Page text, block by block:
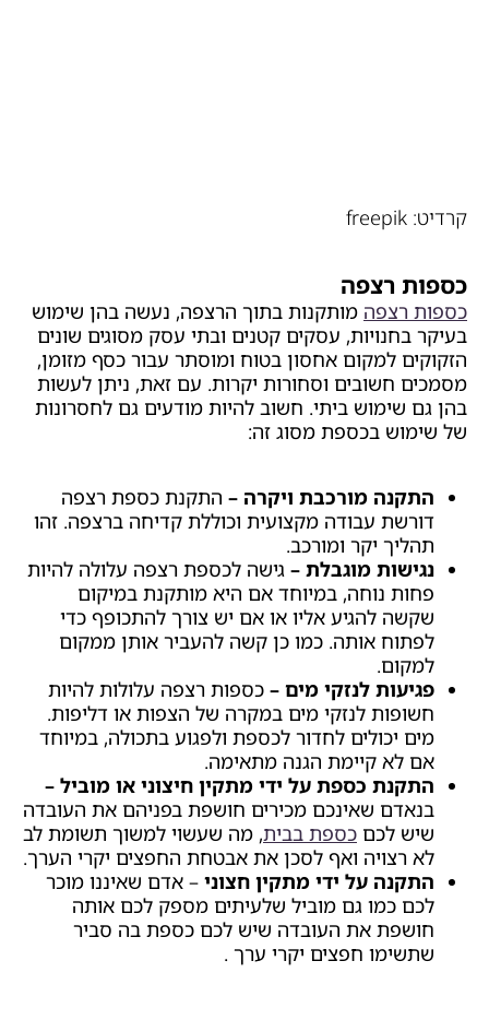
קרדיט: freepik
כספות רצפה
כספות רצפה מותקנות בתוך הרצפה, נעשה בהן שימוש
בעיקר בחנויות, עסקים קטנים ובתי עסק מסוגים שונים
הזקוקים למקום אחסון בטוח ומוסתר עבור כסף מזומן,
מסמכים חשובים וסחורות יקרות. עם זאת, ניתן לעשות
בהן גם שימוש ביתי. חשוב להיות מודעים גם לחסרונות
של שימוש בכספת מסוג זה:
התקנה מורכבת ויקרה – התקנת כספת רצפה
דורשת עבודה מקצועית וכוללת קדיחה ברצפה. זהו
תהליך יקר ומורכב.
נגישות מוגבלת – גישה לכספת רצפה עלולה להיות
פחות נוחה, במיוחד אם היא מותקנת במיקום
שקשה להגיע אליו או אם יש צורך להתכופף כדי
לפתוח אותה. כמו כן קשה להעביר אותן ממקום
למקום.
פגיעות לנזקי מים – כספות רצפה עלולות להיות
חשופות לנזקי מים במקרה של הצפות או דליפות.
מים יכולים לחדור לכספת ולפגוע בתכולה, במיוחד
אם לא קיימת הגנה מתאימה.
התקנת כספת על ידי מתקין חיצוני או מוביל –
בנאדם שאינכם מכירים חושפת בפניהם את העובדה
שיש לכם כספת בבית, מה שעשוי למשוך תשומת לב
לא רצויה ואף לסכן את אבטחת החפצים יקרי הערך.
התקנה על ידי מתקין חצוני – אדם שאיננו מוכר
לכם כמו גם מוביל שלעיתים מספק לכם אותה
חושפת את העובדה שיש לכם כספת בה סביר
שתשימו חפצים יקרי ערך .